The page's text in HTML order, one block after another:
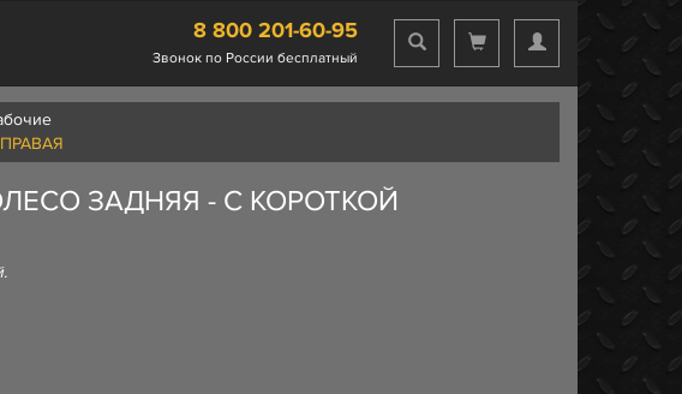
8 800 201-60-95
Звонок по России бесплатный
ПРАВАЯ
ЗАДНЯЯ - С КОРОТКОЙ